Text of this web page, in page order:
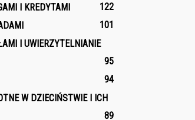
I KREDYTAMI
122
101
I UWIERZYTELNIANIE
95
94
W DZIECIŃSTWIE I ICH
89